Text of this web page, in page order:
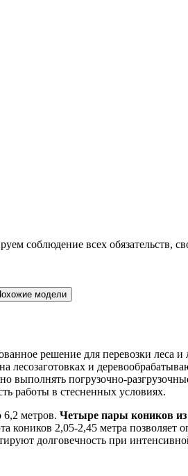
соблюдение всех обязательств,
модели
решение для перевозки леса и
лесозаготовках и
выполнять погрузочно-
работы в стесненных условиях.
6,2 метров. Четыре пары коников из
2,05-2,45 метра позволяет
долговечность при